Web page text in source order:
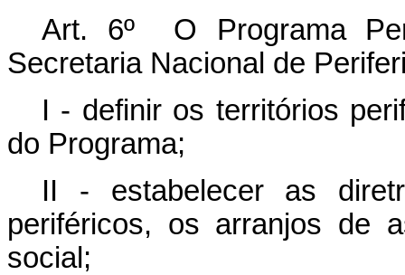
Art. 6º O Programa
Secretaria Nacional de
I - definir os territórios
do Programa;
II - estabelecer as
periféricos, os arranjos de
social;